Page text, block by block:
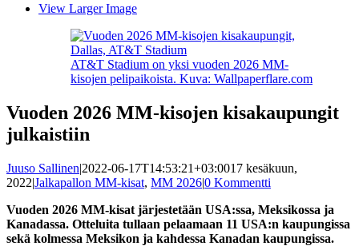
View Larger Image
AT&T Stadium on yksi vuoden 2026 MM-
kisojen pelipaikoista. Kuva: Wallpaperflare.com
Vuoden 2026 MM-kisojen kisakaupungit
julkaistiin
Juuso Sallinen|2022-06-17T14:53:21+03:0017 kesäkuun,
2022|Jalkapallon MM-kisat, MM 2026|0 Kommentti
Vuoden 2026 MM-kisat järjestetään USA:ssa, Meksikossa ja
Kanadassa. Otteluita tullaan pelaamaan 11 USA:n kaupungissa
sekä kolmessa Meksikon ja kahdessa Kanadan kaupungissa.